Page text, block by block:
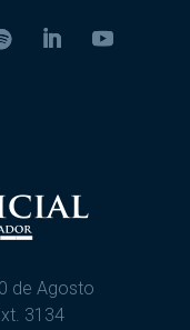
de Agosto
3134